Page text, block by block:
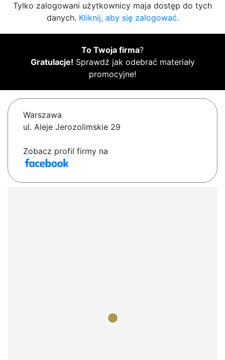
Tylko zalogowani użytkownicy maja dostęp do tych
danych. Kliknij, aby się zalogować.
To Twoja firma?
Gratulacje! Sprawdź jak odebrać materiały
promocyjne!
Warszawa
ul. Aleje Jerozolimskie 29
Zobacz profil firmy na